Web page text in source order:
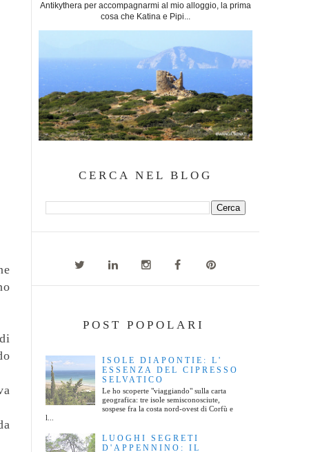
Antikythera per accompagnarmi al mio alloggio, la prima
cosa che Katina e Pipi...
CERCA NEL BLOG
POST POPOLARI
ISOLE DIAPONTIE: L'
ESSENZA DEL CIPRESSO
SELVATICO
Le ho scoperte "viaggiando" sulla carta
geografica: tre isole semisconosciute,
sospese fra la costa nord-ovest di Corfù e
l...
LUOGHI SEGRETI
D'APPENNINO: IL